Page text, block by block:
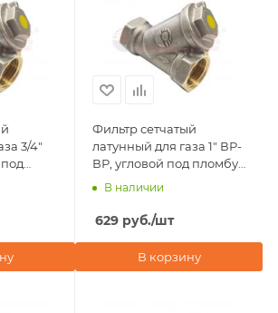
3/4"
Фильтр сетчатый
латунный для газа 1" ВР-
ВР, угловой под пломбу,
Valfex 46Б5фт,
В наличии
629 руб./шт
В корзину